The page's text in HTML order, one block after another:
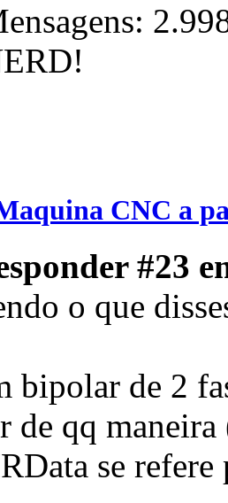
CNC a
#23
o que
bipolar de 2
de qq
se